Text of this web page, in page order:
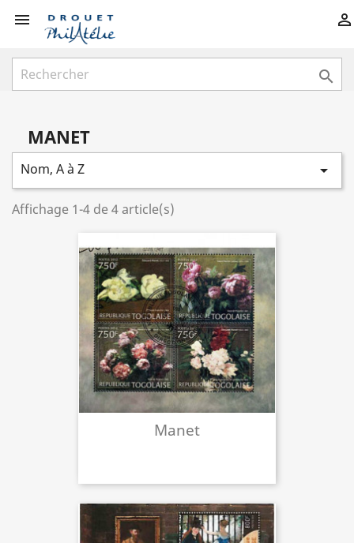
 

MANET
Nom, A à Z 
Affichage 1-4 de 4 article(s)
Manet